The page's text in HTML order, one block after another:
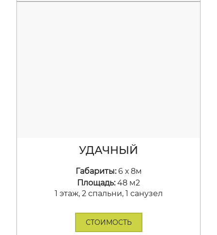
УДАЧНЫЙ
Габариты:6 х 8м
Площадь:48 м2
1 этаж, 2 спальни, 1 санузел
СТОИМОСТЬ